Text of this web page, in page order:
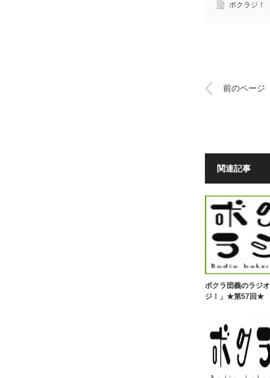
ボクラジ！
前のページ
関連記事
ボクラ団義のラジ
ジ！」★第57回★